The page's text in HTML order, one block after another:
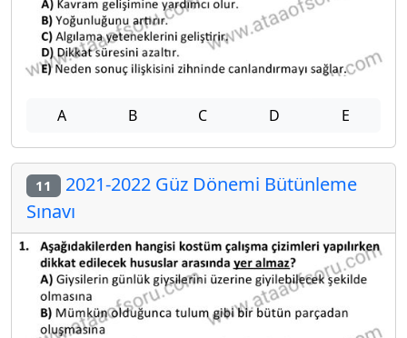
A B C D E
11 2021-2022 Güz Dönemi Bütünleme
Sınavı